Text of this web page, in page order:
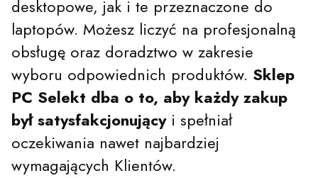
desktopowe, jak i te przeznaczone do
laptopów. Możesz liczyć na profesjonalną
obsługę oraz doradztwo w zakresie
wyboru odpowiednich produktów. Sklep
PC Selekt dba o to, aby każdy zakup
był satysfakcjonującyi spełniał
oczekiwania nawet najbardziej
wymagających Klientów.